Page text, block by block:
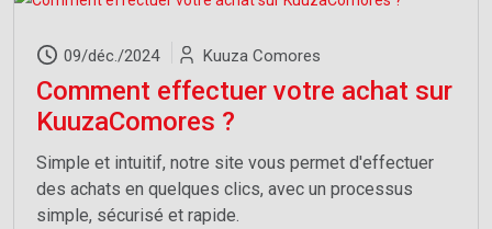
09/déc./2024 Kuuza Comores
Comment effectuer votre achat sur
KuuzaComores ?
Simple et intuitif, notre site vous permet d'effectuer
des achats en quelques clics, avec un processus
simple, sécurisé et rapide.